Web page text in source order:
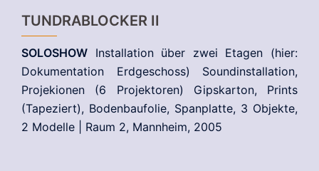
TUNDRABLOCKER II
SOLOSHOW Installation über zwei Etagen (hier:
Dokumentation Erdgeschoss) Soundinstallation,
Projekionen (6 Projektoren) Gipskarton, Prints
(Tapeziert), Bodenbaufolie, Spanplatte, 3 Objekte,
2 Modelle | Raum 2, Mannheim, 2005